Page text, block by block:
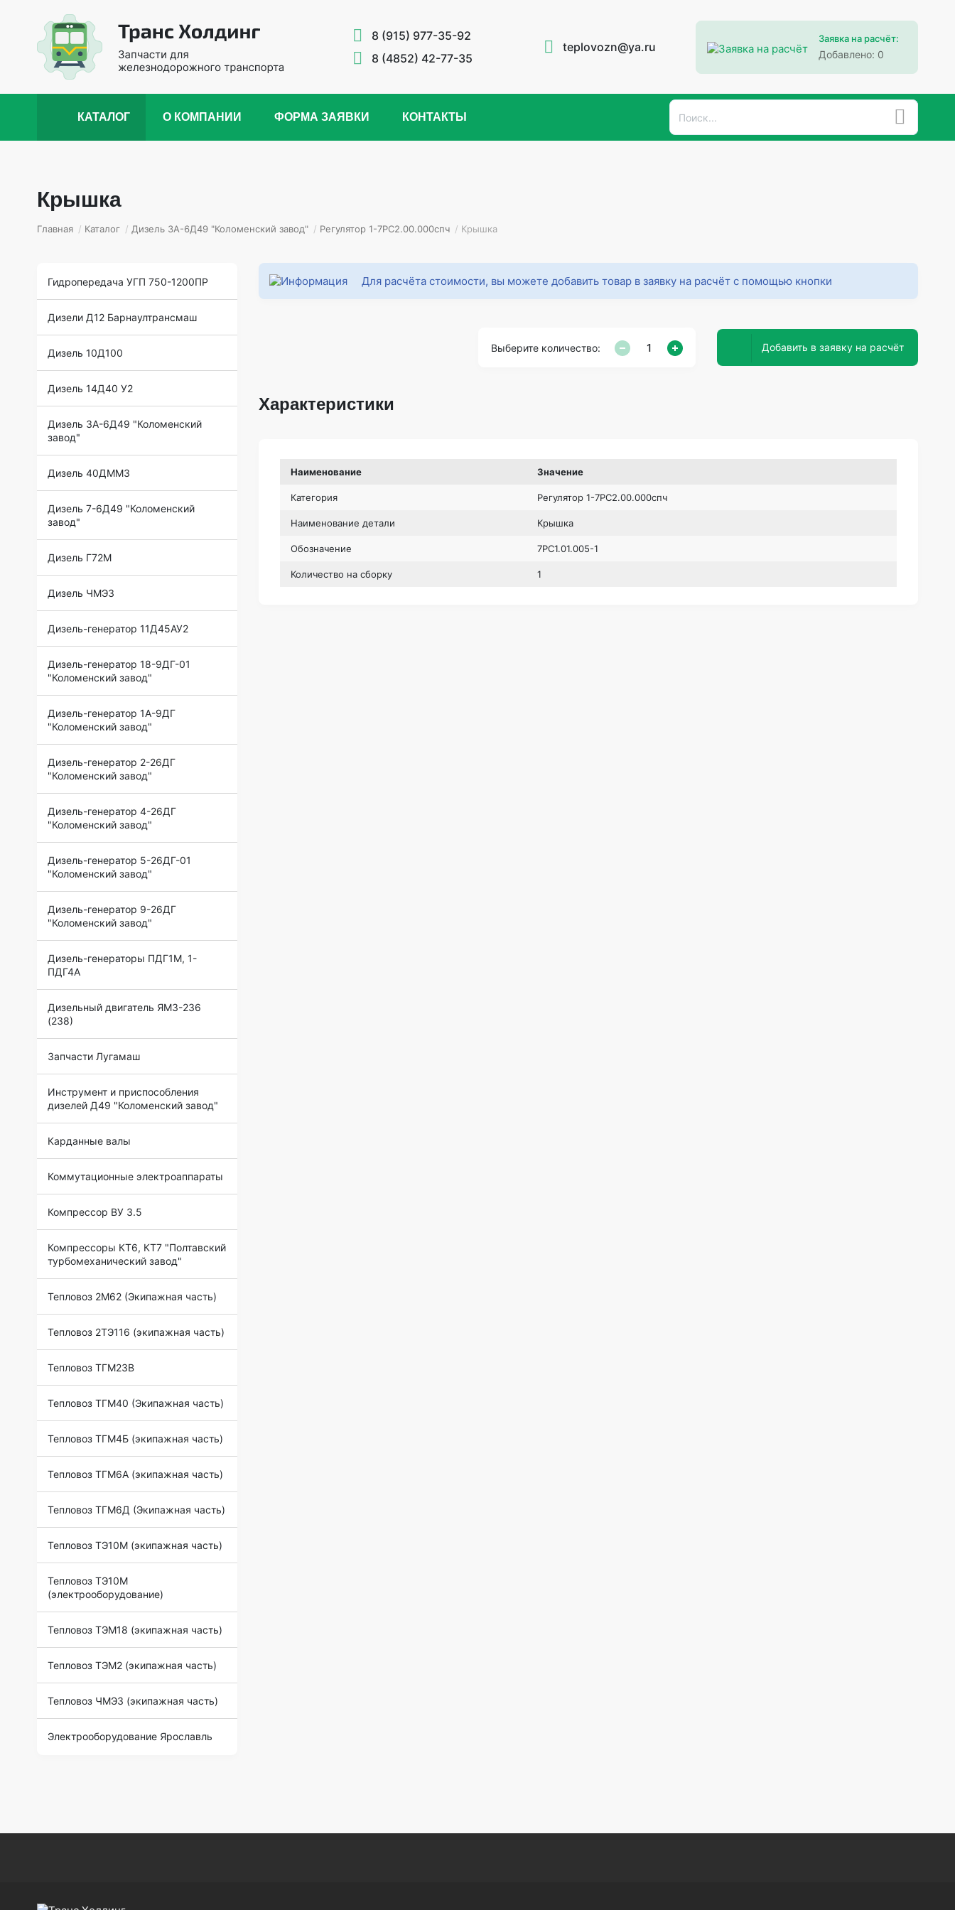
8 (915) 977-35-92
8 (4852) 42-77-35
teplovozn@ya.ru
Заявка на расчёт:
Добавлено: 0
КАТАЛОГ О КОМПАНИИ ФОРМА ЗАЯВКИ КОНТАКТЫ
Крышка
Главная / Каталог / Дизель 3А-6Д49 "Коломенский завод" / Регулятор 1-7РС2.00.000спч / Крышка
Гидропередача УГП 750-1200ПР
Дизели Д12 Барнаултрансмаш
Дизель 10Д100
Дизель 14Д40 У2
Дизель 3А-6Д49 "Коломенский
завод"
Дизель 40ДММЗ
Дизель 7-6Д49 "Коломенский
завод"
Дизель Г72М
Дизель ЧМЭ3
Дизель-генератор 11Д45АУ2
Дизель-генератор 18-9ДГ-01
"Коломенский завод"
Дизель-генератор 1А-9ДГ
"Коломенский завод"
Дизель-генератор 2-26ДГ
"Коломенский завод"
Дизель-генератор 4-26ДГ
"Коломенский завод"
Дизель-генератор 5-26ДГ-01
"Коломенский завод"
Дизель-генератор 9-26ДГ
"Коломенский завод"
Дизель-генераторы ПДГ1М, 1-
ПДГ4А
Дизельный двигатель ЯМЗ-236
(238)
Запчасти Лугамаш
Инструмент и приспособления
дизелей Д49 "Коломенский завод"
Карданные валы
Коммутационные электроаппараты
Компрессор ВУ 3.5
Компрессоры КТ6, КТ7 "Полтавский
турбомеханический завод"
Тепловоз 2М62 (Экипажная часть)
Тепловоз 2ТЭ116 (экипажная часть)
Тепловоз ТГМ23В
Тепловоз ТГМ40 (Экипажная часть)
Тепловоз ТГМ4Б (экипажная часть)
Тепловоз ТГМ6А (экипажная часть)
Тепловоз ТГМ6Д (Экипажная часть)
Тепловоз ТЭ10М (экипажная часть)
Тепловоз ТЭ10М
(электрооборудование)
Тепловоз ТЭМ18 (экипажная часть)
Тепловоз ТЭМ2 (экипажная часть)
Тепловоз ЧМЭ3 (экипажная часть)
Электрооборудование Ярославль
Для расчёта стоимости, вы можете добавить товар в заявку на расчёт с помощью кнопки
Выберите количество: Добавить в заявку на расчёт
Характеристики
Наименование Значение
Категория Регулятор 1-7РС2.00.000спч
Наименование детали Крышка
Обозначение 7РС1.01.005-1
Количество на сборку 1